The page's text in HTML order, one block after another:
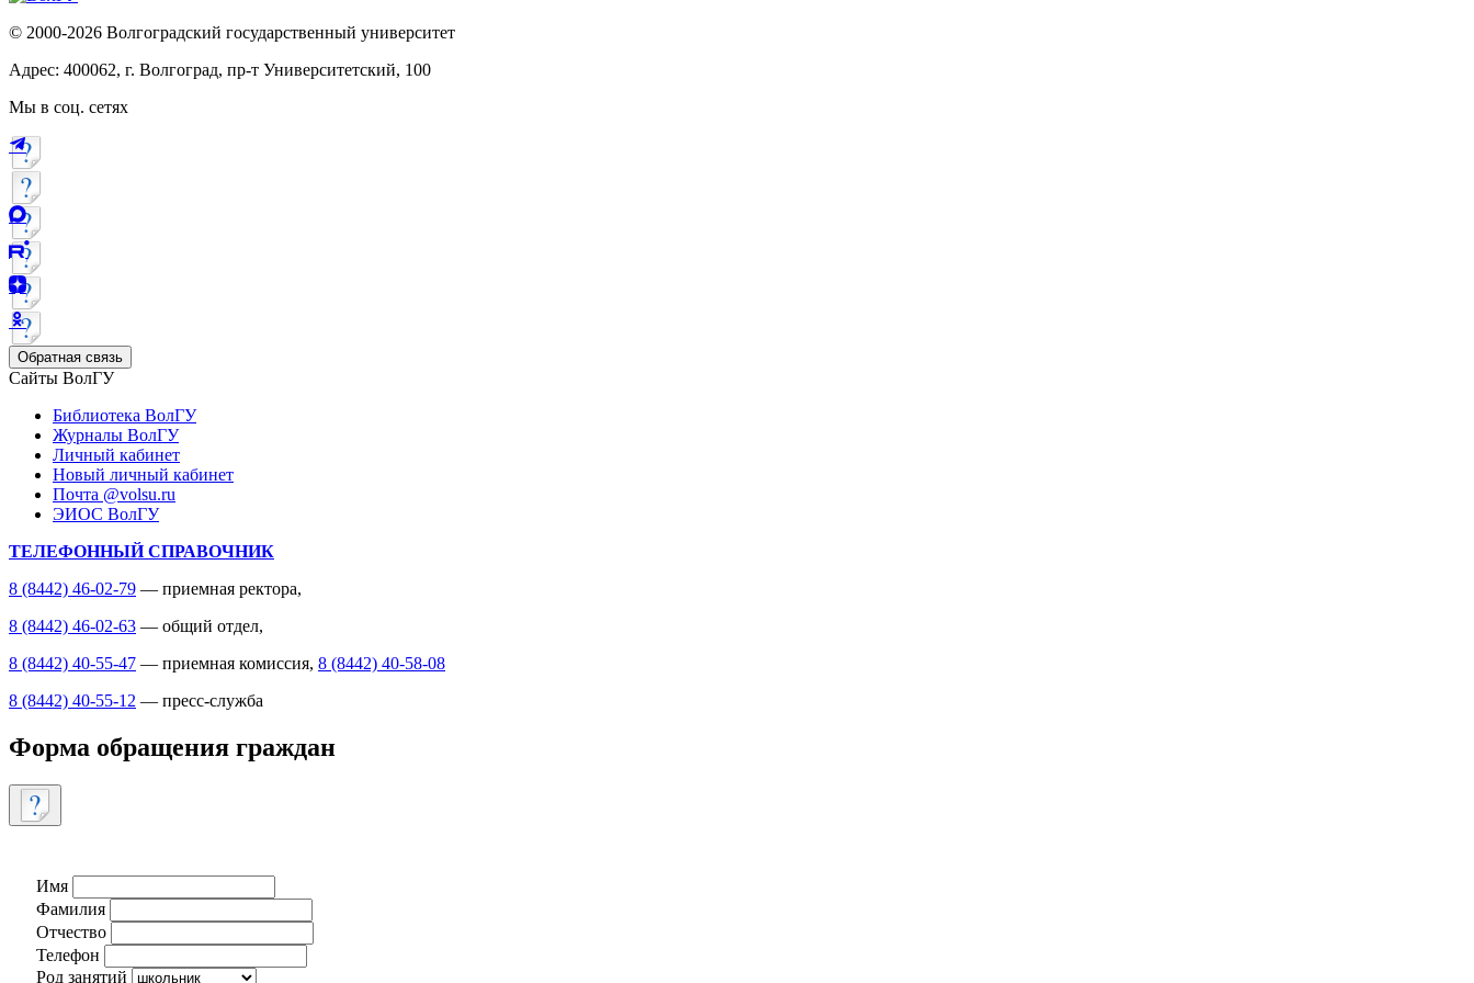
© 2000-2026 Волгоградский государственный университет
Адрес: 400062, г. Волгоград, пр-т Университетский, 100
Мы в соц. сетях
Обратная связь
Сайты ВолГУ
Библиотека ВолГУ
Журналы ВолГУ
Личный кабинет
Новый личный кабинет
Почта @volsu.ru
ЭИОС ВолГУ
ТЕЛЕФОННЫЙ СПРАВОЧНИК
8 (8442) 46-02-79 — приемная ректора,
8 (8442) 46-02-63 — общий отдел,
8 (8442) 40-55-47 — приемная комиссия, 8 (8442) 40-58-08
8 (8442) 40-55-12 — пресс-служба
Форма обращения граждан
Имя
Фамилия
Отчество
Телефон
Род занятий